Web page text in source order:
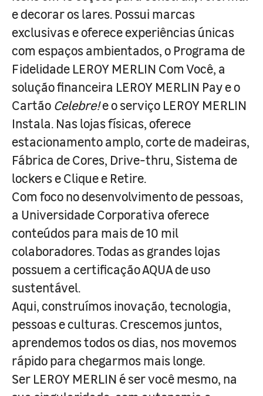
e decorar os lares. Possui marcas
exclusivas e oferece experiências únicas
com espaços ambientados, o Programa de
Fidelidade LEROY MERLIN Com Você, a
solução financeira LEROY MERLIN Pay e o
Cartão Celebre!e o serviço LEROY MERLIN
Instala. Nas lojas físicas, oferece
estacionamento amplo, corte de madeiras,
Fábrica de Cores, Drive-thru, Sistema de
lockers e Clique e Retire.
Com foco no desenvolvimento de pessoas,
a Universidade Corporativa oferece
conteúdos para mais de 10 mil
colaboradores. Todas as grandes lojas
possuem a certificação AQUA de uso
sustentável.
Aqui, construímos inovação, tecnologia,
pessoas e culturas. Crescemos juntos,
aprendemos todos os dias, nos movemos
rápido para chegarmos mais longe.
Ser LEROY MERLIN é ser você mesmo, na